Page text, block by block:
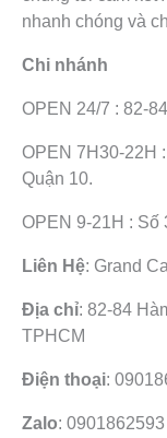
nhanh chóng và
Chi nhánh
OPEN 24/7 : 82-
OPEN 7H30-22H
Quận 10.
OPEN 9-21H : Số
Liên Hệ: Grand
Địa chỉ: 82-84
TPHCM
Điện thoại:
Zalo: 0901862593